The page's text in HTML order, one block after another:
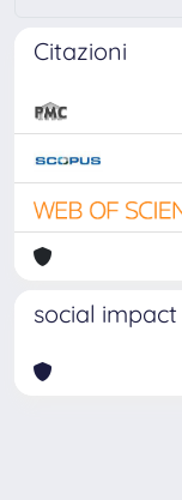
Citazioni
social impact